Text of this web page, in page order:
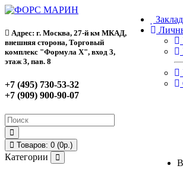
Адрес: г. Москва, 27-й км МКАД,
внешняя сторона, Торговый
комплекс "Формула Х", вход 3,
этаж 3, пав. 8
+7 (495) 730-53-32
+7 (909) 900-90-07
Товаров: 0 (0р.)
Категории